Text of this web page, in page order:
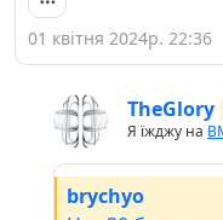
01 квітня 2024р. 22:36
TheGlory
Я їжджу на
brychyo